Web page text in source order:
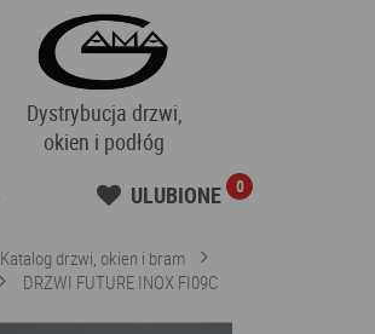
Dystrybucja drzwi,
okien i podłóg
ULUBIONE 0
Katalog drzwi, okien i bram
DRZWI FUTURE INOX FI09C